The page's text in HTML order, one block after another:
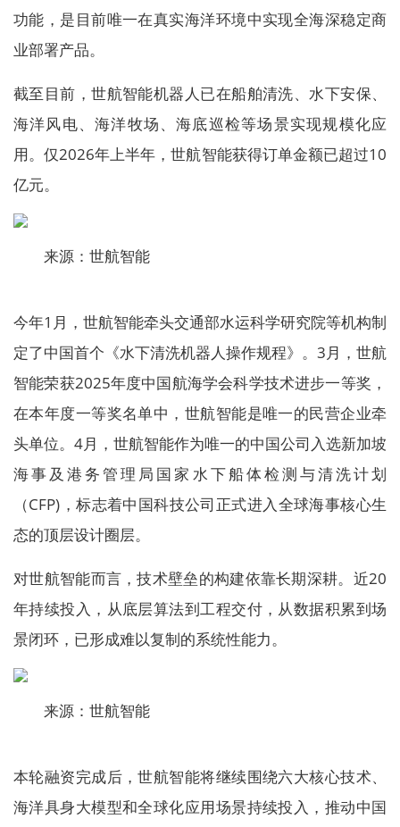
功能，是目前唯一在真实海洋环境中实现全海深稳定商
业部署产品。
截至目前，世航智能机器人已在船舶清洗、水下安保、
海洋风电、海洋牧场、海底巡检等场景实现规模化应
用。仅2026年上半年，世航智能获得订单金额已超过10
亿元。
来源：世航智能
今年1月，世航智能牵头交通部水运科学研究院等机构制
定了中国首个《水下清洗机器人操作规程》。3月，世航
智能荣获2025年度中国航海学会科学技术进步一等奖，
在本年度一等奖名单中，世航智能是唯一的民营企业牵
头单位。4月，世航智能作为唯一的中国公司入选新加坡
海事及港务管理局国家水下船体检测与清洗计划
（CFP)，标志着中国科技公司正式进入全球海事核心生
态的顶层设计圈层。
对世航智能而言，技术壁垒的构建依靠长期深耕。近20
年持续投入，从底层算法到工程交付，从数据积累到场
景闭环，已形成难以复制的系统性能力。
来源：世航智能
本轮融资完成后，世航智能将继续围绕六大核心技术、
海洋具身大模型和全球化应用场景持续投入，推动中国